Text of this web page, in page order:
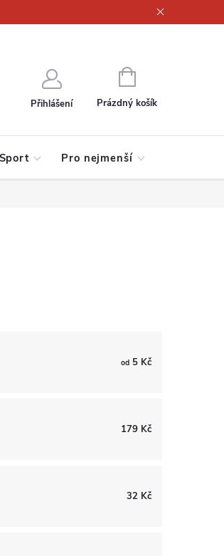
Přihlášení
NÁKUPNÍ
KOŠÍK
Prázdný košík
Sport Pro nejmenší
od 5 Kč
179 Kč
32 Kč